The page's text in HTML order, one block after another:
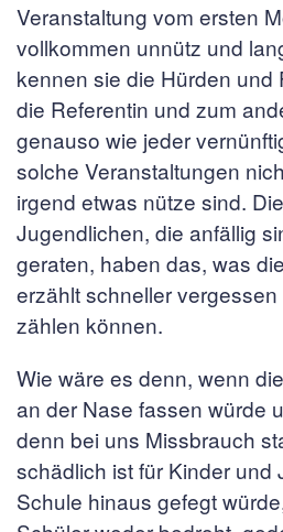
Veranstaltung vom ersten
vollkommen unnütz und
kennen sie die Hürden und
die Referentin und zum
genauso wie jeder
solche Veranstaltungen
irgend etwas nütze sind.
Jugendlichen, die anfällig
geraten, haben das, was
erzählt schneller
zählen können.
Wie wäre es denn, wenn
an der Nase fassen würde
denn bei uns Missbrauch
schädlich ist für Kinder und
Schule hinaus gefegt